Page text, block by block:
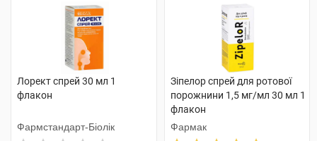
Лорект спрей 30 мл 1
флакон
Фармстандарт-Біолік
Зіпелор спрей для ротової
порожнини 1,5 мг/мл 30 мл 1
флакон
Фармак